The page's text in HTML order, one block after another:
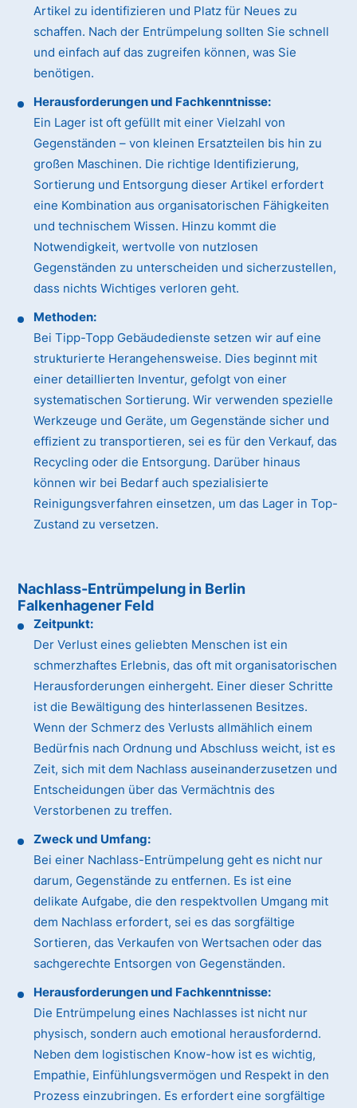
Artikel zu identifizieren und Platz für Neues zu
schaffen. Nach der Entrümpelung sollten Sie schnell
und einfach auf das zugreifen können, was Sie
benötigen.
Herausforderungen und Fachkenntnisse:
Ein Lager ist oft gefüllt mit einer Vielzahl von
Gegenständen – von kleinen Ersatzteilen bis hin zu
großen Maschinen. Die richtige Identifizierung,
Sortierung und Entsorgung dieser Artikel erfordert
eine Kombination aus organisatorischen Fähigkeiten
und technischem Wissen. Hinzu kommt die
Notwendigkeit, wertvolle von nutzlosen
Gegenständen zu unterscheiden und sicherzustellen,
dass nichts Wichtiges verloren geht.
Methoden:
Bei Tipp-Topp Gebäudedienste setzen wir auf eine
strukturierte Herangehensweise. Dies beginnt mit
einer detaillierten Inventur, gefolgt von einer
systematischen Sortierung. Wir verwenden spezielle
Werkzeuge und Geräte, um Gegenstände sicher und
effizient zu transportieren, sei es für den Verkauf, das
Recycling oder die Entsorgung. Darüber hinaus
können wir bei Bedarf auch spezialisierte
Reinigungsverfahren einsetzen, um das Lager in Top-
Zustand zu versetzen.
Nachlass-Entrümpelung in Berlin
Falkenhagener Feld
Zeitpunkt:
Der Verlust eines geliebten Menschen ist ein
schmerzhaftes Erlebnis, das oft mit organisatorischen
Herausforderungen einhergeht. Einer dieser Schritte
ist die Bewältigung des hinterlassenen Besitzes.
Wenn der Schmerz des Verlusts allmählich einem
Bedürfnis nach Ordnung und Abschluss weicht, ist es
Zeit, sich mit dem Nachlass auseinanderzusetzen und
Entscheidungen über das Vermächtnis des
Verstorbenen zu treffen.
Zweck und Umfang:
Bei einer Nachlass-Entrümpelung geht es nicht nur
darum, Gegenstände zu entfernen. Es ist eine
delikate Aufgabe, die den respektvollen Umgang mit
dem Nachlass erfordert, sei es das sorgfältige
Sortieren, das Verkaufen von Wertsachen oder das
sachgerechte Entsorgen von Gegenständen.
Herausforderungen und Fachkenntnisse:
Die Entrümpelung eines Nachlasses ist nicht nur
physisch, sondern auch emotional herausfordernd.
Neben dem logistischen Know-how ist es wichtig,
Empathie, Einfühlungsvermögen und Respekt in den
Prozess einzubringen. Es erfordert eine sorgfältige